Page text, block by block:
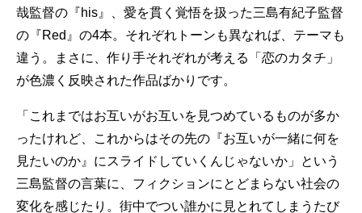
哉監督の『his』、愛を貫く覚悟を扱った三島有紀子監督
の『Red』の4本。それぞれトーンも異なれば、テーマも
違う。まさに、作り手それぞれが考える「恋のカタチ」
が色濃く反映された作品ばかりです。
「これまではお互いがお互いを見つめているものが多か
ったけれど、これからはその先の『お互いが一緒に何を
見たいのか』にスライドしていくんじゃないか」という
三島監督の言葉に、フィクションにとどまらない社会の
変化を感じたり。街中でつい誰かに見とれてしまうたび